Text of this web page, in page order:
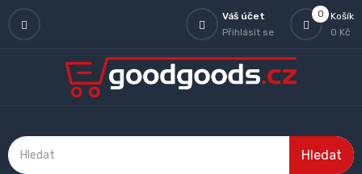
0
Košík
0 Kč
Váš účet
Přihlásit se
Hledat